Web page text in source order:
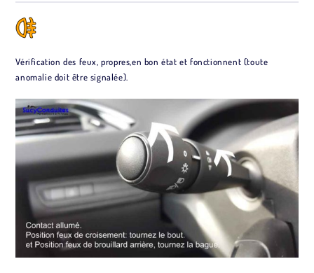
Vérification des feux, propres,en bon état et fonctionnent (toute
anomalie doit être signalée).